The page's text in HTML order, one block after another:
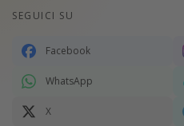
SEGUICI SU
Facebook
WhatsApp
X